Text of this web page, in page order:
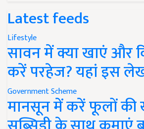
Latest feeds
Lifestyle
सावन में क्या खाएं और
करें परहेज? यहां इस
Government Scheme
मानसून में करें फूलों की